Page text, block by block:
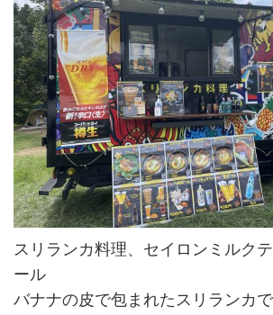
スリランカ料理、セイロンミルク
ール
バナナの皮で包まれたスリランカ